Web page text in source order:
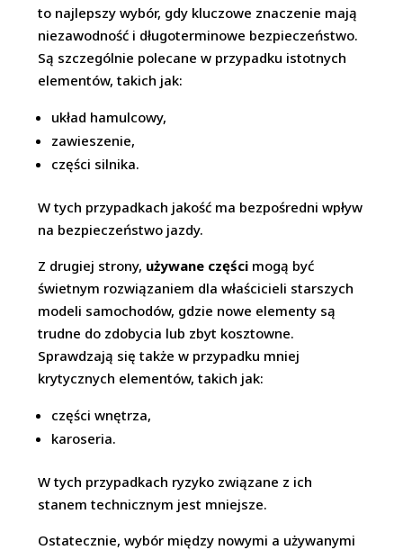
to najlepszy wybór, gdy kluczowe znaczenie mają
niezawodność i długoterminowe bezpieczeństwo.
Są szczególnie polecane w przypadku istotnych
elementów, takich jak:
układ hamulcowy,
zawieszenie,
części silnika.
W tych przypadkach jakość ma bezpośredni wpływ
na bezpieczeństwo jazdy.
Z drugiej strony, używane części mogą być
świetnym rozwiązaniem dla właścicieli starszych
modeli samochodów, gdzie nowe elementy są
trudne do zdobycia lub zbyt kosztowne.
Sprawdzają się także w przypadku mniej
krytycznych elementów, takich jak:
części wnętrza,
karoseria.
W tych przypadkach ryzyko związane z ich
stanem technicznym jest mniejsze.
Ostatecznie, wybór między nowymi a używanymi